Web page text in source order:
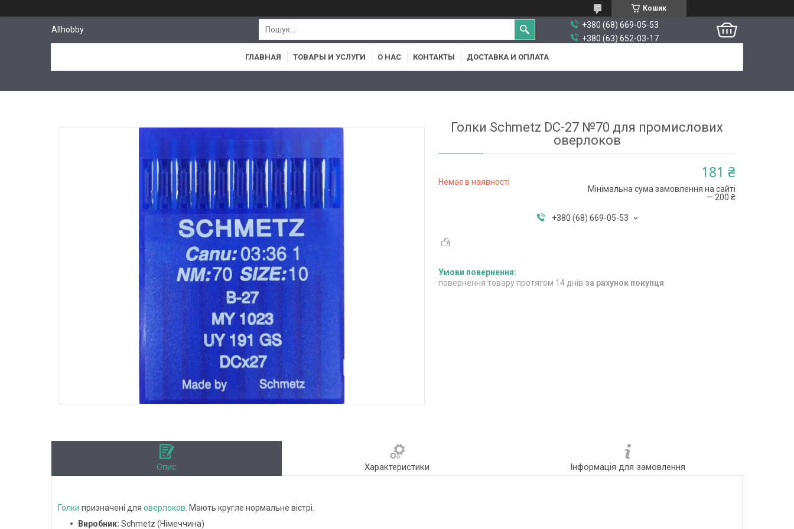
Кошик
Allhobby
+380 (68) 669-05-53
+380 (63) 652-03-17
ГЛАВНАЯ ТОВАРЫ И УСЛУГИ О НАС КОНТАКТЫ ДОСТАВКА И ОПЛАТА
Голки Schmetz DC-27 №70 для промислових
оверлоков
Немає в наявності
181 ₴
Мінімальна сума замовлення на сайті
— 200 ₴
+380 (68) 669-05-53
повернення товару протягом 14 днів за рахунок покупця
Опис Характеристики Інформація для замовлення
Голки призначені для оверлоков . Мають кругле нормальне вістрі.
Виробник: Schmetz (Німеччина)